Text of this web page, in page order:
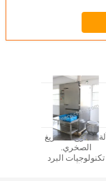
دراسة حالة: مشروع
جديد لآلات إزالة
الضغط/إزالة الحفر